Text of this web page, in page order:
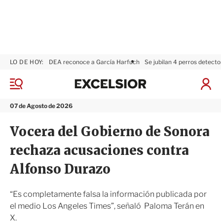
M
n
07 de Agosto de 2026
LO DE HOY: DEA reconoce a García Harfuch Se jubilan 4 perros
I
a
ó
x
s
i
r
Vocera del Gobierno de Sonora
rechaza acusaciones contra
Alfonso Durazo
“Es completamente falsa la información publicada por
el medio Los Angeles Times”, señaló Paloma Terán en
X.